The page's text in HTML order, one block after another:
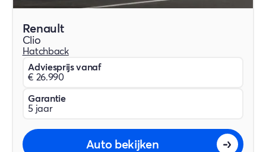
Renault
Clio
Hatchback
Adviesprijs vanaf
€ 26.990
Garantie
5 jaar
Auto bekijken